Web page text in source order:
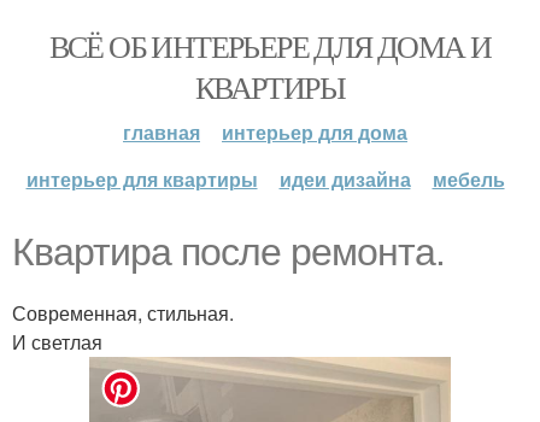
ВСЁ ОБ ИНТЕРЬЕРЕ ДЛЯ ДОМА И
КВАРТИРЫ
главная
интерьер для дома
интерьер для квартиры
идеи дизайна мебель
Квартира после ремонта.
Современная, стильная.
И светлая